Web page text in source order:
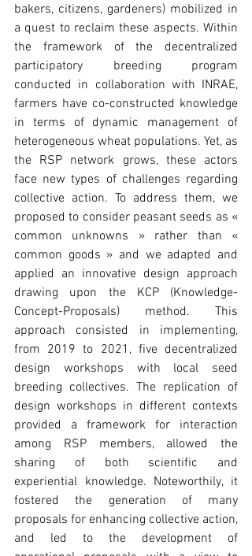
bakers, citizens, gardeners) mobilized in
a quest to reclaim these aspects. Within
the framework of the decentralized
participatory breeding program
conducted in collaboration with INRAE,
farmers have co-constructed knowledge
in terms of dynamic management of
heterogeneous wheat populations. Yet, as
the RSP network grows, these actors
face new types of challenges regarding
collective action. To address them, we
proposed to consider peasant seeds as «
common unknowns » rather than «
common goods » and we adapted and
applied an innovative design approach
drawing upon the KCP (Knowledge-
Concept-Proposals) method. This
approach consisted in implementing,
from 2019 to 2021, five decentralized
design workshops with local seed
breeding collectives. The replication of
design workshops in different contexts
provided a framework for interaction
among RSP members, allowed the
sharing of both scientific and
experiential knowledge. Noteworthily, it
fostered the generation of many
proposals for enhancing collective action,
and led to the development of